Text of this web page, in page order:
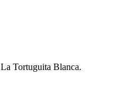
La Tortuguita Blanca.